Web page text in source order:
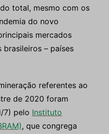
total, mesmo com os
do novo
mercados
– países
referentes ao
de 2020 foram
7) pelo Instituto
, que congrega